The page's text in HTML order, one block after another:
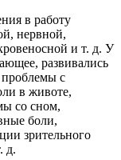
в работу
нервной,
и т. д. У
развивались
проблемы с
в животе,
со сном,
боли,
зрительного
д.